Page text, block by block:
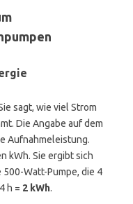
sagt, wie viel Strom
Die Angabe auf dem
Aufnahmeleistung.
kWh. Sie ergibt sich
500-Watt-Pumpe, die 4
h = 2 kWh.